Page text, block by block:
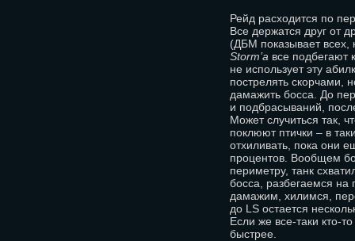
Рейд расходится по
Все держатся друг от
(ДБМ показывает всех,
Storm’а все подбегают
не использует эту
пострелять скорчами,
дамажить босса. До
и подбрасываний,
Может случиться так,
поклюют птички – в
отхиливать, пока они
процентов. Вообщем
периметру, танк
босса, разбегаемся
дамажим, хилимся,
до LS остается
Если же все-таки кто-
быстрее.